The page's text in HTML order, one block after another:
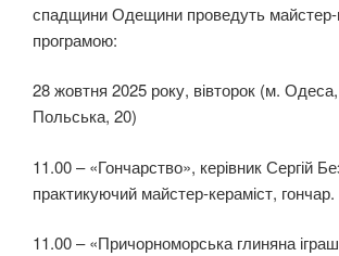
спадщини Одещини проведуть майстер-
програмою:
28 жовтня 2025 року, вівторок (м.
Польська, 20)
11.00 – «Гончарство», керівник Сергій
практикуючий майстер-кераміст, гончар.
11.00 – «Причорноморська глиняна